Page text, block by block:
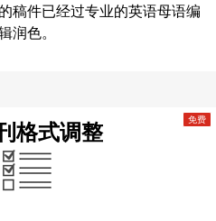
稿件已经过专业的英语母语编
润色。
格式调整